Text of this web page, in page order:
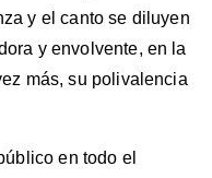
y el canto se diluyen
y envolvente, en la
más, su polivalencia
en todo el